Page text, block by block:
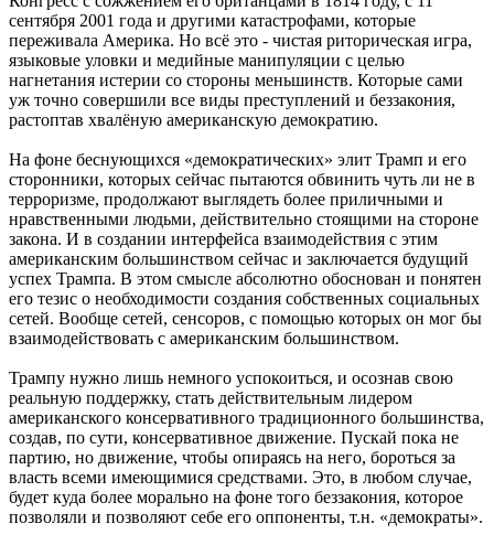
сентября 2001 года и другими катастрофами, которые
переживала Америка. Но всё это - чистая риторическая игра,
языковые уловки и медийные манипуляции с целью
нагнетания истерии со стороны меньшинств. Которые сами
уж точно совершили все виды преступлений и беззакония,
растоптав хвалёную американскую демократию.
На фоне беснующихся «демократических» элит Трамп и его
сторонники, которых сейчас пытаются обвинить чуть ли не в
терроризме, продолжают выглядеть более приличными и
нравственными людьми, действительно стоящими на стороне
закона. И в создании интерфейса взаимодействия с этим
американским большинством сейчас и заключается будущий
успех Трампа. В этом смысле абсолютно обоснован и понятен
его тезис о необходимости создания собственных социальных
сетей. Вообще сетей, сенсоров, с помощью которых он мог бы
взаимодействовать с американским большинством.
Трампу нужно лишь немного успокоиться, и осознав свою
реальную поддержку, стать действительным лидером
американского консервативного традиционного большинства,
создав, по сути, консервативное движение. Пускай пока не
партию, но движение, чтобы опираясь на него, бороться за
власть всеми имеющимися средствами. Это, в любом случае,
будет куда более морально на фоне того беззакония, которое
позволяли и позволяют себе его оппоненты, т.н. «демократы».